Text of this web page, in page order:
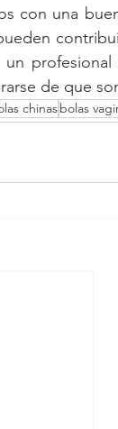
con una
un
de que
chinasbolas